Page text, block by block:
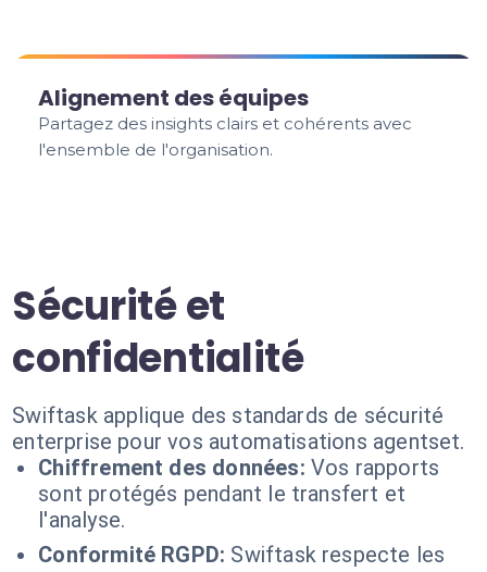
Alignement des équipes
Partagez des insights clairs et cohérents avec
l'ensemble de l'organisation.
Sécurité et
confidentialité
Swiftask applique des standards de sécurité
enterprise pour vos automatisations agentset.
Chiffrement des données: Vos rapports
sont protégés pendant le transfert et
l'analyse.
Conformité RGPD: Swiftask respecte les